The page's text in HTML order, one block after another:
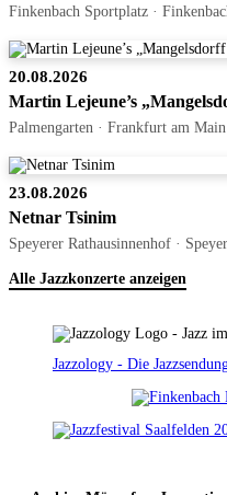
Finkenbach Sportplatz ·
20.08.2026
Martin Lejeune’s
Palmengarten · Frankfurt am Main
23.08.2026
Netnar Tsinim
Speyerer Rathausinnenhof · Speyer
Alle Jazzkonzerte anzeigen
Jazzology - Die